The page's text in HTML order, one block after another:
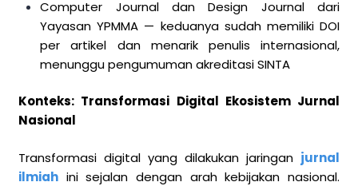
Computer Journal dan Design Journal dari
Yayasan YPMMA — keduanya sudah memiliki DOI
per artikel dan menarik penulis internasional,
menunggu pengumuman akreditasi SINTA
Konteks: Transformasi Digital Ekosistem Jurnal
Nasional
Transformasi digital yang dilakukan jaringan jurnal
ilmiah ini sejalan dengan arah kebijakan nasional.